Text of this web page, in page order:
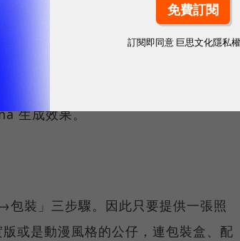
並選擇gemini-2.5-flash模型。
生成效果。
裝」三步驟。因此只要提供一張照
或是動漫風格的公仔，連包裝盒、配
訂閱即同意 巨思文化隱私